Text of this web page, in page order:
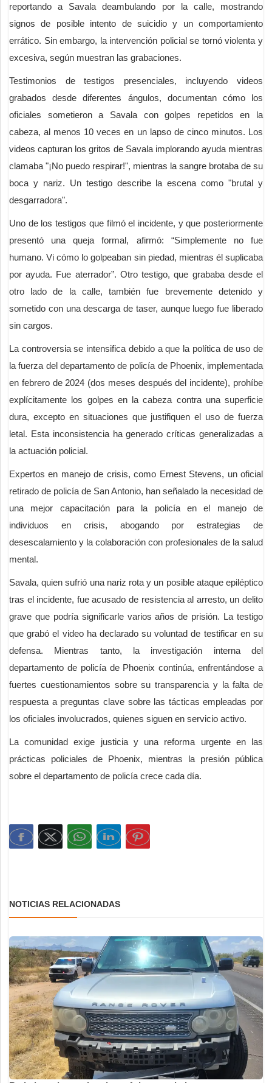
reportando a Savala deambulando por la calle, mostrando
signos de posible intento de suicidio y un comportamiento
errático. Sin embargo, la intervención policial se tornó violenta y
excesiva, según muestran las grabaciones.
Testimonios de testigos presenciales, incluyendo videos
grabados desde diferentes ángulos, documentan cómo los
oficiales sometieron a Savala con golpes repetidos en la
cabeza, al menos 10 veces en un lapso de cinco minutos. Los
videos capturan los gritos de Savala implorando ayuda mientras
clamaba "¡No puedo respirar!", mientras la sangre brotaba de su
boca y nariz. Un testigo describe la escena como "brutal y
desgarradora".
Uno de los testigos que filmó el incidente, y que posteriormente
presentó una queja formal, afirmó: “Simplemente no fue
humano. Vi cómo lo golpeaban sin piedad, mientras él suplicaba
por ayuda. Fue aterrador”. Otro testigo, que grababa desde el
otro lado de la calle, también fue brevemente detenido y
sometido con una descarga de taser, aunque luego fue liberado
sin cargos.
La controversia se intensifica debido a que la política de uso de
la fuerza del departamento de policía de Phoenix, implementada
en febrero de 2024 (dos meses después del incidente), prohíbe
explícitamente los golpes en la cabeza contra una superficie
dura, excepto en situaciones que justifiquen el uso de fuerza
letal. Esta inconsistencia ha generado críticas generalizadas a
la actuación policial.
Expertos en manejo de crisis, como Ernest Stevens, un oficial
retirado de policía de San Antonio, han señalado la necesidad de
una mejor capacitación para la policía en el manejo de
individuos en crisis, abogando por estrategias de
desescalamiento y la colaboración con profesionales de la salud
mental.
Savala, quien sufrió una nariz rota y un posible ataque epiléptico
tras el incidente, fue acusado de resistencia al arresto, un delito
grave que podría significarle varios años de prisión. La testigo
que grabó el video ha declarado su voluntad de testificar en su
defensa. Mientras tanto, la investigación interna del
departamento de policía de Phoenix continúa, enfrentándose a
fuertes cuestionamientos sobre su transparencia y la falta de
respuesta a preguntas clave sobre las tácticas empleadas por
los oficiales involucrados, quienes siguen en servicio activo.
La comunidad exige justicia y una reforma urgente en las
prácticas policiales de Phoenix, mientras la presión pública
sobre el departamento de policía crece cada día.
NOTICIAS RELACIONADAS